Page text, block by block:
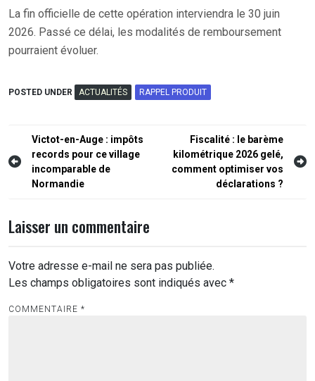
La fin officielle de cette opération interviendra le 30 juin
2026. Passé ce délai, les modalités de remboursement
pourraient évoluer.
POSTED UNDER ACTUALITÉS RAPPEL PRODUIT
Navigation
de
l’article
Victot-en-Auge : impôts
records pour ce village
incomparable de
Normandie
Fiscalité : le barème
kilométrique 2026 gelé,
comment optimiser vos
déclarations ?
Laisser un commentaire
Votre adresse e-mail ne sera pas publiée.
Les champs obligatoires sont indiqués avec *
COMMENTAIRE *